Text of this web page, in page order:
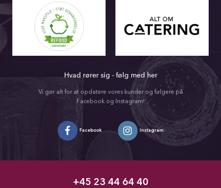
Hvad rører sig - følg med her
Vi gør alt for at opdatere vores kunder og følgere på
Facebook og Instagram!
Facebook Instagram
+45 23 44 64 40